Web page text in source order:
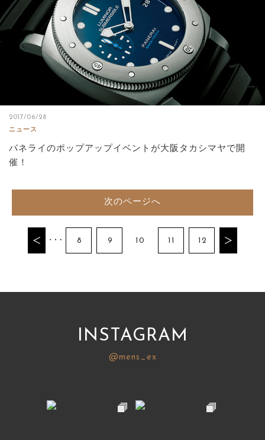
2017/06/28
ニュース
パネライのポップアップイベントが大阪タカシマヤで開
催！
次のページへ
8 9 10 11 12
INSTAGRAM
@mens_ex